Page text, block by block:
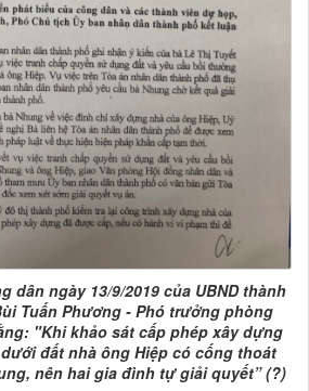
dân ngày 13/9/2019 của UBND thành
Tuấn Phương - Phó trưởng phòng
"Khi khảo sát cấp phép xây dựng
đất nhà ông Hiệp có cống thoát
nên hai gia đình tự giải quyết” (?)